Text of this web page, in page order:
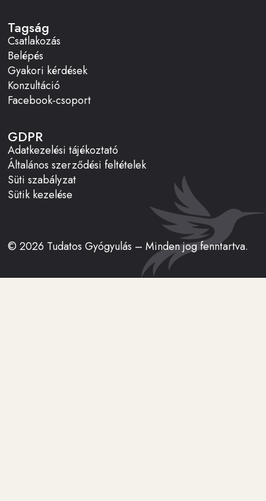
Tagság
Csatlakozás
Belépés
Gyakori kérdések
Konzultáció
Facebook-csoport
GDPR
Adatkezelési tájékoztató
Általános szerződési feltételek
Süti szabályzat
Sütik kezelése
© 2026 Tudatos Gyógyulás – Minden jog fenntartva.